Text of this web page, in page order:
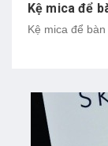
Kệ mica để
Kệ mica để